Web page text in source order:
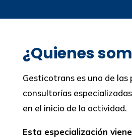
¿Quienes
Gesticotrans es una de las
consultorías
en el inicio de la actividad.
Esta especialización